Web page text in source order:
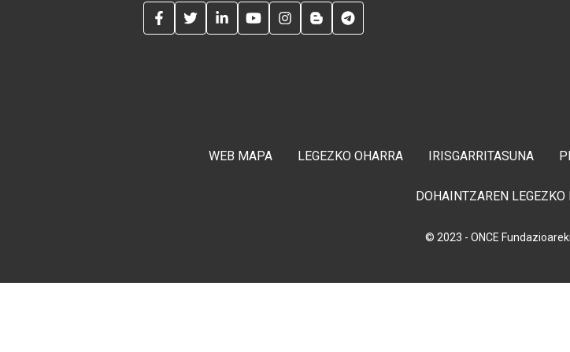
FACEBOOKTWITTERLINKEDINYOUTUBEINSTAGRAM
BLOG
WEB MAPA LEGEZKO OHARRA IRISGARRITASUNA
DOHAINTZAREN
© 2023 - ONCE